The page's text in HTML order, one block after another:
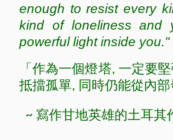
enough to resist every
kind of loneliness and
powerful light inside you."
「作為一個燈塔, 一定要
抵擋孤單, 同時仍能從內部
~ 寫作甘地英雄的土耳